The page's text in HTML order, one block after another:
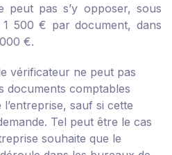
peut pas s’y opposer, sous
1 500 € par document, dans
€.
vérificateur ne peut pas
documents comptables
sauf si cette
Tel peut être le cas
souhaite que le